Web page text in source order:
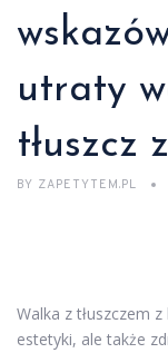
utraty
tłuszcz
BY ZAPETYTEM.PL
Walka z tłuszczem
estetyki, ale także